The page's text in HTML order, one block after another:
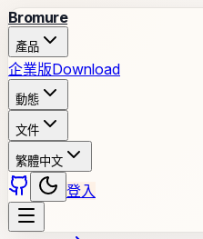
Bromure
產品
企業版Download
動態
文件
繁體中文
登入